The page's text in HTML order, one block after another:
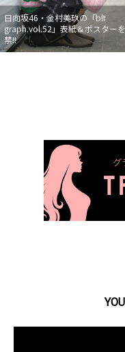
日向坂46・金村美玖の「blt
graph.vol.52」表紙＆ポスター
禁!!